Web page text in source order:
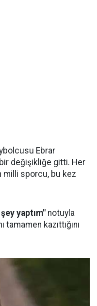
Ebrar
değişikliğe gitti. Her
milli sporcu, bu kez
yaptım" notuyla
tamamen kazıttığını